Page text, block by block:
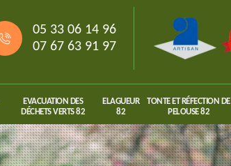
05 33 06 14 96
07 67 63 91 97
EVACUATION DES
DÉCHETS VERTS 82
ELAGUEUR
82
TONTE ET RÉFECTION DE
PELOUSE 82